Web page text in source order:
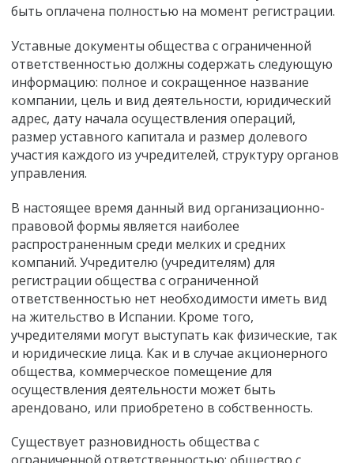
быть оплачена полностью на момент регистрации.
Уставные документы общества с ограниченной
ответственностью должны содержать следующую
информацию: полное и сокращенное название
компании, цель и вид деятельности, юридический
адрес, дату начала осуществления операций,
размер уставного капитала и размер долевого
участия каждого из учредителей, структуру органов
управления.
В настоящее время данный вид организационно-
правовой формы является наиболее
распространенным среди мелких и средних
компаний. Учредителю (учредителям) для
регистрации общества с ограниченной
ответственностью нет необходимости иметь вид
на жительство в Испании. Кроме того,
учредителями могут выступать как физические, так
и юридические лица. Как и в случае акционерного
общества, коммерческое помещение для
осуществления деятельности может быть
арендовано, или приобретено в собственность.
Существует разновидность общества с